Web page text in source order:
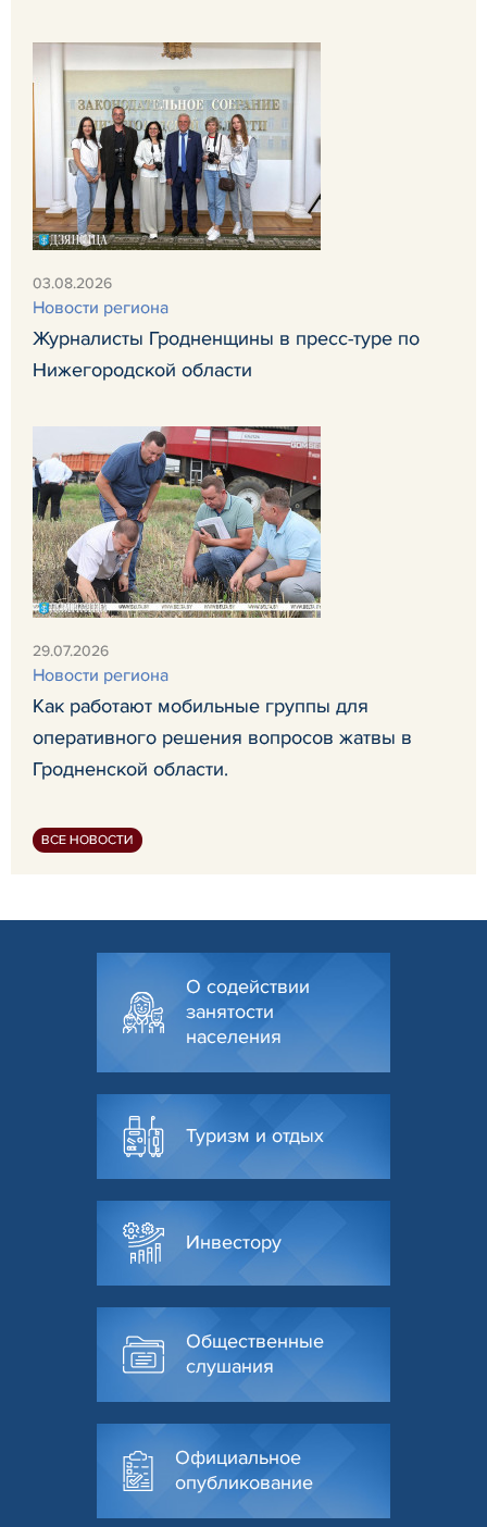
03.08.2026
Новости региона
Журналисты Гродненщины в пресс-туре по
Нижегородской области
29.07.2026
Новости региона
Как работают мобильные группы для
оперативного решения вопросов жатвы в
Гродненской области.
ВСЕ НОВОСТИ
О содействии
занятости
населения
Туризм и отдых
Инвестору
Общественные
слушания
Официальное
опубликование